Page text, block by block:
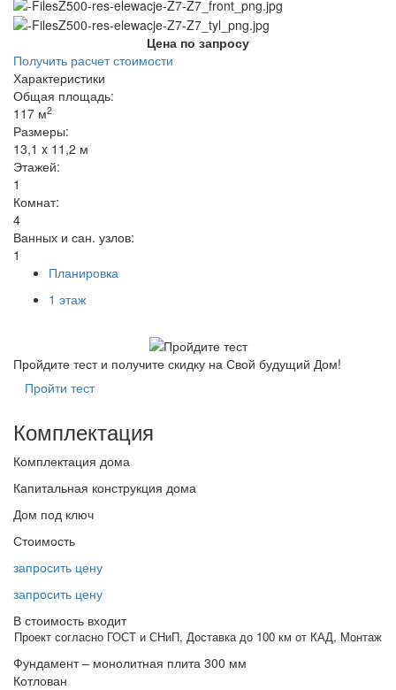
Цена по запросу
Получить расчет стоимости
Характеристики
Общая площадь:
117 м2
Размеры:
13,1 x 11,2 м
Этажей:
1
Комнат:
4
Ванных и сан. узлов:
1
Планировка
1 этаж
Пройдите тест и получите скидку на Свой будущий Дом!
Пройти тест
Комплектация
Комплектация дома
Капитальная конструкция дома
Дом под ключ
Стоимость
запросить цену
запросить цену
В стоимость входит
Проект согласно ГОСТ и СНиП, Доставка до 100 км от КАД, Монтаж
Фундамент – монолитная плита 300 мм
Котлован